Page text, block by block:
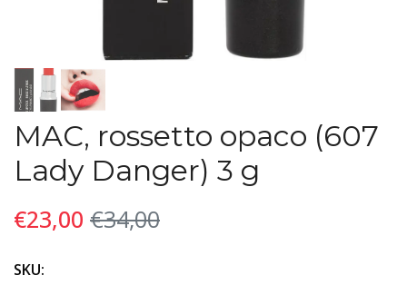
MAC, rossetto opaco (607
Lady Danger) 3 g
€23,00 €34,00
SKU: